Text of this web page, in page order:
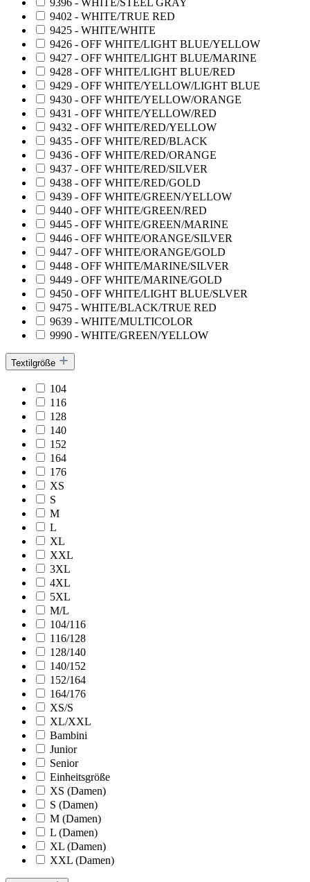
9396 - WHITE/STEEL GRAY
9402 - WHITE/TRUE RED
9425 - WHITE/WHITE
9426 - OFF WHITE/LIGHT BLUE/YELLOW
9427 - OFF WHITE/LIGHT BLUE/MARINE
9428 - OFF WHITE/LIGHT BLUE/RED
9429 - OFF WHITE/YELLOW/LIGHT BLUE
9430 - OFF WHITE/YELLOW/ORANGE
9431 - OFF WHITE/YELLOW/RED
9432 - OFF WHITE/RED/YELLOW
9435 - OFF WHITE/RED/BLACK
9436 - OFF WHITE/RED/ORANGE
9437 - OFF WHITE/RED/SILVER
9438 - OFF WHITE/RED/GOLD
9439 - OFF WHITE/GREEN/YELLOW
9440 - OFF WHITE/GREEN/RED
9445 - OFF WHITE/GREEN/MARINE
9446 - OFF WHITE/ORANGE/SILVER
9447 - OFF WHITE/ORANGE/GOLD
9448 - OFF WHITE/MARINE/SILVER
9449 - OFF WHITE/MARINE/GOLD
9450 - OFF WHITE/LIGHT BLUE/SLVER
9475 - WHITE/BLACK/TRUE RED
9639 - WHITE/MULTICOLOR
9990 - WHITE/GREEN/YELLOW
Textilgröße
104
116
128
140
152
164
176
XS
S
M
L
XL
XXL
3XL
4XL
5XL
M/L
104/116
116/128
128/140
140/152
152/164
164/176
XS/S
XL/XXL
Bambini
Junior
Senior
Einheitsgröße
XS (Damen)
S (Damen)
M (Damen)
L (Damen)
XL (Damen)
XXL (Damen)